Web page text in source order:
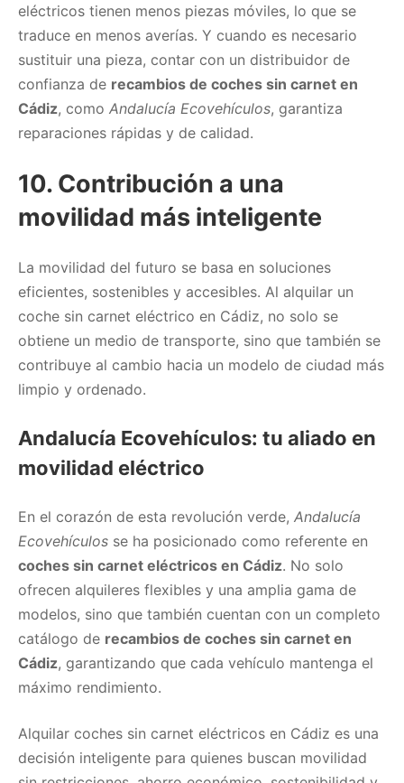
eléctricos tienen menos piezas móviles, lo que se
traduce en menos averías. Y cuando es necesario
sustituir una pieza, contar con un distribuidor de
confianza de recambios de coches sin carnet en
Cádiz, como Andalucía Ecovehículos, garantiza
reparaciones rápidas y de calidad.
10. Contribución a una
movilidad más inteligente
La movilidad del futuro se basa en soluciones
eficientes, sostenibles y accesibles. Al alquilar un
coche sin carnet eléctrico en Cádiz, no solo se
obtiene un medio de transporte, sino que también se
contribuye al cambio hacia un modelo de ciudad más
limpio y ordenado.
Andalucía Ecovehículos: tu aliado en
movilidad eléctrico
En el corazón de esta revolución verde, Andalucía
Ecovehículos se ha posicionado como referente en
coches sin carnet eléctricos en Cádiz. No solo
ofrecen alquileres flexibles y una amplia gama de
modelos, sino que también cuentan con un completo
catálogo de recambios de coches sin carnet en
Cádiz, garantizando que cada vehículo mantenga el
máximo rendimiento.
Alquilar coches sin carnet eléctricos en Cádiz es una
decisión inteligente para quienes buscan movilidad